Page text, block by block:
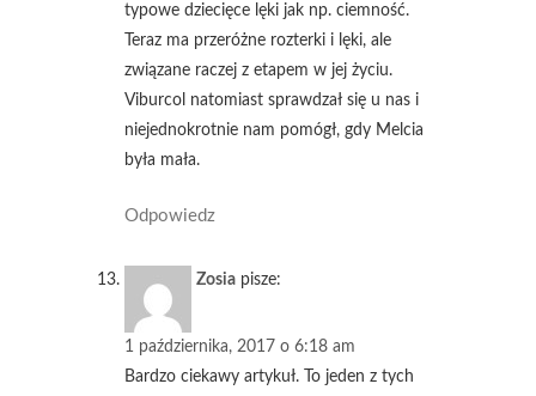
typowe dziecięce lęki jak np. ciemność.
Teraz ma przeróżne rozterki i lęki, ale
związane raczej z etapem w jej życiu.
Viburcol natomiast sprawdzał się u nas i
niejednokrotnie nam pomógł, gdy Melcia
była mała.
Odpowiedz
Zosia pisze:
1 października, 2017 o 6:18 am
Bardzo ciekawy artykuł. To jeden z tych